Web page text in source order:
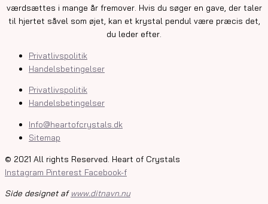
værdsættes i mange år fremover. Hvis du søger en gave, der taler
til hjertet såvel som øjet, kan et krystal pendul være præcis det,
du leder efter.
Privatlivspolitik
Handelsbetingelser
Privatlivspolitik
Handelsbetingelser
Info@heartofcrystals.dk
Sitemap
© 2021 All rights Reserved. Heart of Crystals
Instagram Pinterest Facebook-f
Side designet af www.ditnavn.nu